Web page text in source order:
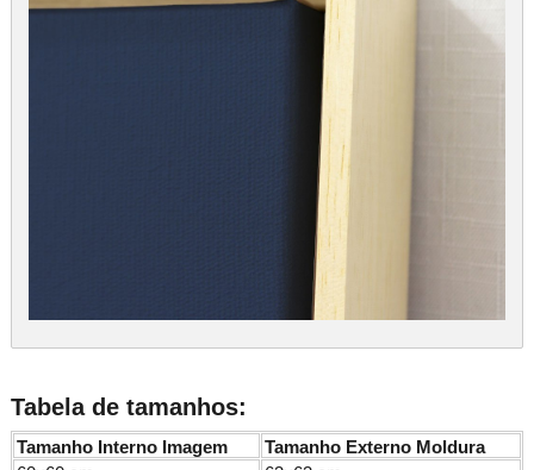
Tabela de tamanhos:
Tamanho Interno Imagem
Tamanho Externo Moldura